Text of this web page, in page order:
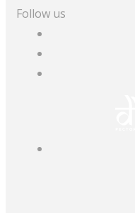
Follow us